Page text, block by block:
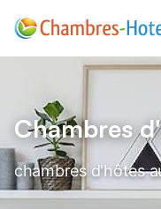
Chambres
chambres d'hôtes